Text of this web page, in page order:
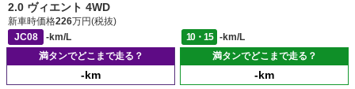
2.0 ヴィエント 4WD
新車時価格226万円(税抜)
JC08
-km/L 10・15
-km/L
満タンでどこまで走る？
-km
満タンでどこまで走る？
-km